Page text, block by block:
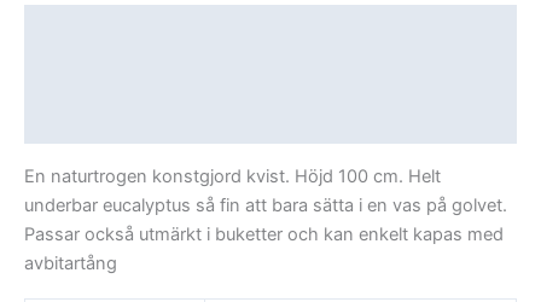
En naturtrogen konstgjord kvist. Höjd 100 cm. Helt
underbar eucalyptus så fin att bara sätta i en vas på golvet.
Passar också utmärkt i buketter och kan enkelt kapas med
avbitartång